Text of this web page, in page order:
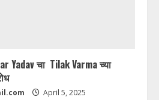
Yadav चा Tilak Varma च्या
April 5, 2025